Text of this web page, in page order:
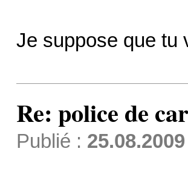
Je suppose que tu
Re: police de
Publié :